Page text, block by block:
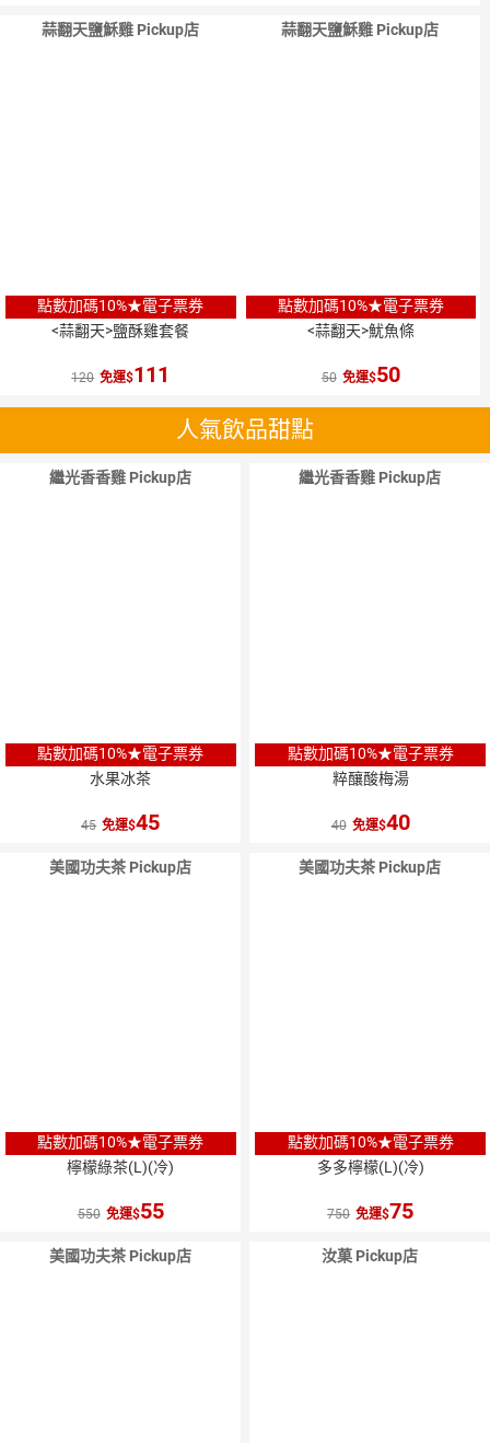
蒜翻天鹽穌雞 Pickup店
點數加碼10%★電子票券
<蒜翻天>鹽酥雞套餐
120 免運 111
蒜翻天鹽穌雞 Pickup店
點數加碼10%★電子票券
<蒜翻天>魷魚條
50 免運 50
人氣飲品甜點
繼光香香雞 Pickup店
點數加碼10%★電子票券
水果冰茶
45 免運 45
繼光香香雞 Pickup店
點數加碼10%★電子票券
粹釀酸梅湯
40 免運 40
美國功夫茶 Pickup店
點數加碼10%★電子票券
檸檬綠茶(L)(冷)
550 免運 55
美國功夫茶 Pickup店
點數加碼10%★電子票券
多多檸檬(L)(冷)
750 免運 75
美國功夫茶 Pickup店 汝菓 Pickup店